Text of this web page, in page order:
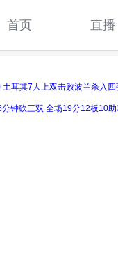
首页 直播
耳其7人上双击败波兰杀入四
钟砍三双 全场19分12板10